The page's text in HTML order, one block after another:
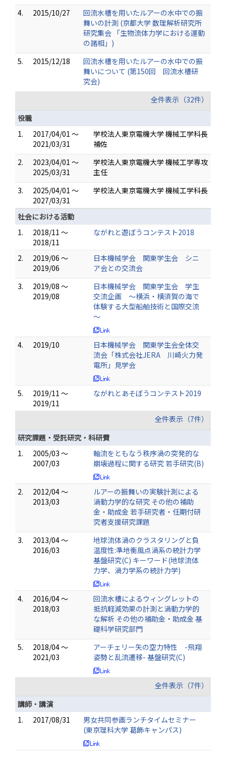
4.
2015/10/27
回流水槽を用いたルアーの水中での振
舞いの計測 (京都大学 数理解析研究所
研究集会 「生物流体力学における運動
の諸相」)
5.
2015/12/18
回流水槽を用いたルアーの水中での振
舞いについて (第150回 回流水槽研
究会)
全件表示（32件）
役職
1.
2017/04/01 ～
2021/03/31
学校法人東京電機大学 機械工学科長
補佐
2.
2023/04/01 ～
2025/03/31
学校法人東京電機大学 機械工学専攻
主任
3.
2025/04/01 ～
2027/03/31
学校法人東京電機大学 機械工学科長
社会における活動
1.
2018/11 ～
2018/11
ながれと遊ぼうコンテスト2018
2.
2019/06 ～
2019/06
日本機械学会 関東学生会 シニ
ア会との交流会
3.
2019/08 ～
2019/08
日本機械学会 関東学生会 学生
交流企画 ～横浜・横須賀の海で
体験する大型船舶技術と国際交流
～
4. 2019/10
日本機械学会 関東学生会全体交
流会「株式会社JERA 川崎火力発
電所」見学会
5.
2019/11 ～
2019/11
ながれとあそぼうコンテスト2019
全件表示（7件）
研究課題・受託研究・科研費
1.
2005/03 ～
2007/03
軸流をともなう秩序渦の突発的な
崩壊過程に関する研究 若手研究(B)
2.
2012/04 ～
2013/03
ルアーの振舞いの実験計測による
渦動力学的な研究 その他の補助
金・助成金 若手研究者・任期付研
究者支援研究課題
3.
2013/04 ～
2016/03
地球流体渦のクラスタリングと負
温度性:準地衡風点渦系の統計力学
基盤研究(C) キーワード(地球流体
力学、渦力学系の統計力学)
4.
2016/04 ～
2018/03
回流水槽によるウィングレットの
抵抗軽減効果の計測と渦動力学的
な解析 その他の補助金・助成金 基
礎科学研究部門
5.
2018/04 ～
2021/03
アーチェリー矢の空力特性 -飛翔
姿勢と乱流遷移- 基盤研究(C)
全件表示（7件）
講師・講演
1.
2017/08/31
男女共同参画ランチタイムセミナー
(東京理科大学 葛飾キャンパス)